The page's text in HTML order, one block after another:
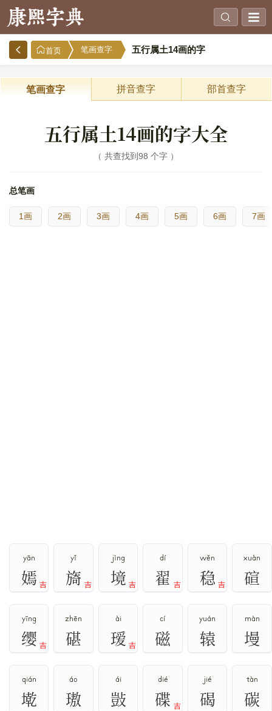
首页 笔画查字 五行属土14画的字
笔画查字 拼音查字 部首查字
五行属土14画的字大全
共查找到98 个字
总笔画
1画 2画 3画 4画 5画 6画 7画
yān
嫣 吉
yǐ
旖 吉
jìng
境 吉
dí
翟 吉
wěn
稳 吉
xuàn
碹
yīng
缨 吉
zhēn
碪
ài
瑷 吉
cí
磁
yuán
辕
màn
墁
qián
墘
áo
璈
ái
敱
dié
碟 吉
jié
碣
tàn
碳